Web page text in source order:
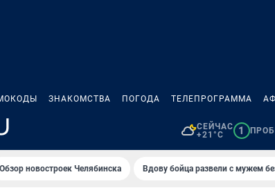
ЗНАКОМСТВА ПОГОДА ТЕЛЕПРОГРАММА
СЕЙЧАС
+21°C
1
Обзор новостроек Челябинска Вдову бойца развели с мужем